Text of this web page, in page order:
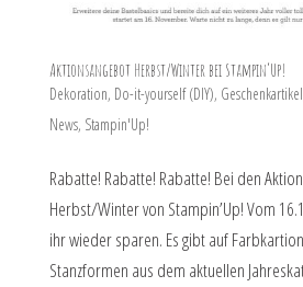
Aktionsangebot Herbst/Winter bei Stampin’Up!
Dekoration, Do-it-yourself (DIY), Geschenkartikel
News, Stampin'Up!
Rabatte! Rabatte! Rabatte! Bei den
Herbst/Winter von Stampin’Up! Vom
ihr wieder sparen. Es gibt auf
Stanzformen aus dem aktuellen